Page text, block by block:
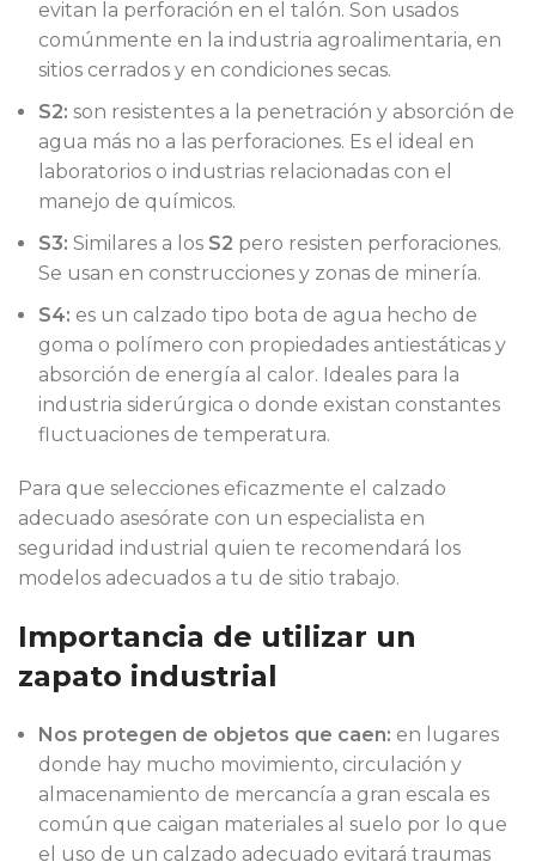
evitan la perforación en el talón. Son usados
comúnmente en la industria agroalimentaria, en
sitios cerrados y en condiciones secas.
S2: son resistentes a la penetración y absorción de
agua más no a las perforaciones. Es el ideal en
laboratorios o industrias relacionadas con el
manejo de químicos.
S3: Similares a los S2 pero resisten perforaciones.
Se usan en construcciones y zonas de minería.
S4: es un calzado tipo bota de agua hecho de
goma o polímero con propiedades antiestáticas y
absorción de energía al calor. Ideales para la
industria siderúrgica o donde existan constantes
fluctuaciones de temperatura.
Para que selecciones eficazmente el calzado
adecuado asesórate con un especialista en
seguridad industrial quien te recomendará los
modelos adecuados a tu de sitio trabajo.
Importancia de utilizar un
zapato industrial
Nos protegen de objetos que caen: en lugares
donde hay mucho movimiento, circulación y
almacenamiento de mercancía a gran escala es
común que caigan materiales al suelo por lo que
el uso de un calzado adecuado evitará traumas